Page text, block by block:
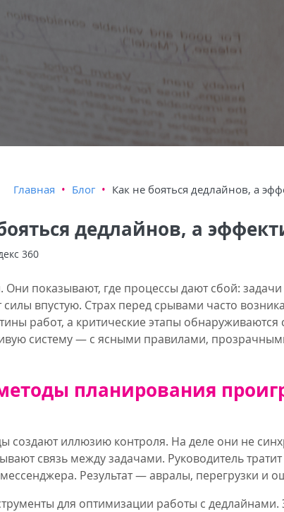
Главная • Блог • Как не бояться дедлайнов, а
дедлайнов, а
360
показывают, где процессы дают сбой: задачи
впустую. Страх перед срывами часто
работ, а критические этапы
систему — с ясными правилами,
планирования
иллюзию контроля. На деле они не
связь между задачами. Руководитель
Результат — авралы, перегрузки и
для оптимизации работы с дедлайнами.